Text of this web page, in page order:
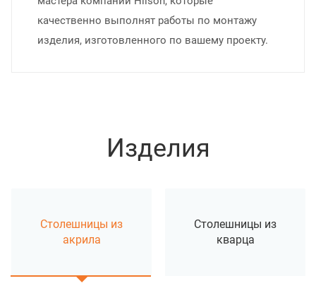
качественно выполнят работы по монтажу
изделия, изготовленного по вашему проекту.
Изделия
Столешницы из
акрила
Столешницы из
кварца